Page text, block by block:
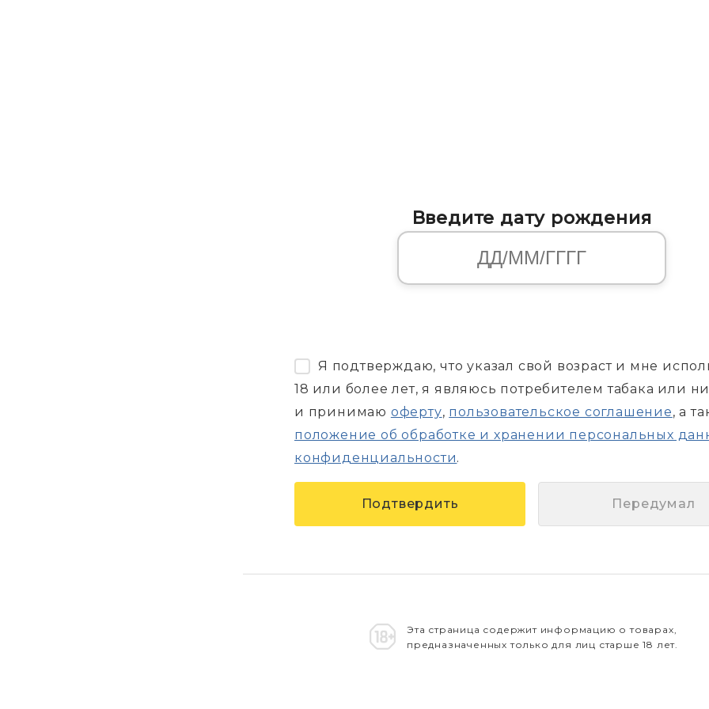
Введите дату рождения
Я подтверждаю, что указал свой возраст и мне
18 или более лет, я являюсь потребителем табака или
и принимаю оферту, пользовательское соглашение, а
положение об обработке и хранении персональных
конфиденциальности.
Передумал
Эта страница содержит информацию о товарах,
предназначенных только для лиц старше 18 лет.